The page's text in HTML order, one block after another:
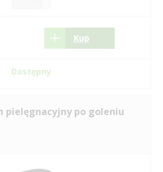
Kup
Dostępny
pielęgnacyjny po goleniu